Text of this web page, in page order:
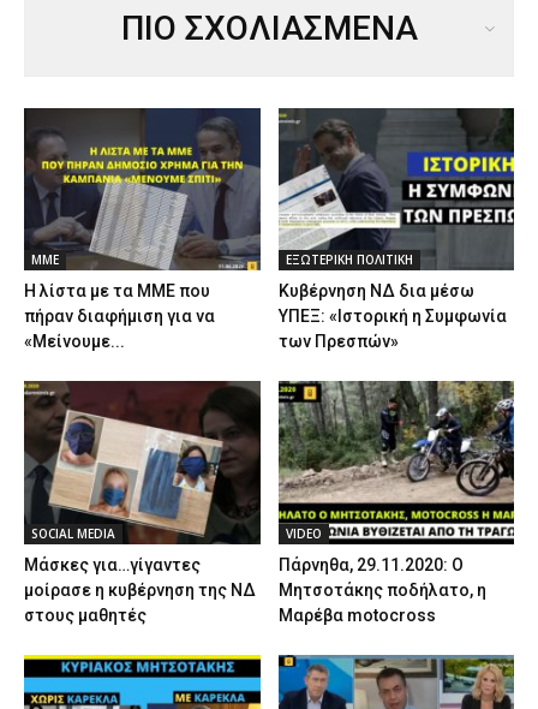
ΠΙΟ ΣΧΟΛΙΑΣΜΕΝΑ
ΜΜΕ
Η λίστα με τα ΜΜΕ που
πήραν διαφήμιση για να
«Μείνουμε...
ΕΞΩΤΕΡΙΚΗ ΠΟΛΙΤΙΚΗ
Κυβέρνηση ΝΔ δια μέσω
ΥΠΕΞ: «Ιστορική η Συμφωνία
των Πρεσπών»
SOCIAL MEDIA
Μάσκες για…γίγαντες
μοίρασε η κυβέρνηση της ΝΔ
στους μαθητές
VIDEO
Πάρνηθα, 29.11.2020: Ο
Μητσοτάκης ποδήλατο, η
Μαρέβα motocross